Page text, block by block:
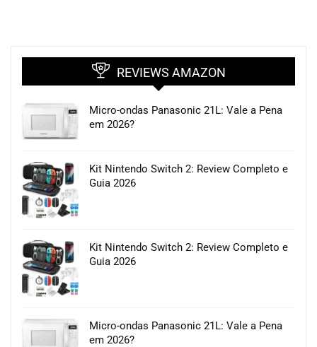
REVIEWS AMAZON
Micro-ondas Panasonic 21L: Vale a Pena
em 2026?
Kit Nintendo Switch 2: Review Completo e
Guia 2026
Kit Nintendo Switch 2: Review Completo e
Guia 2026
Micro-ondas Panasonic 21L: Vale a Pena
em 2026?